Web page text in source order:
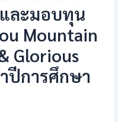
ละมอบทุน
Mountain
Glorious
ปีการศึกษา